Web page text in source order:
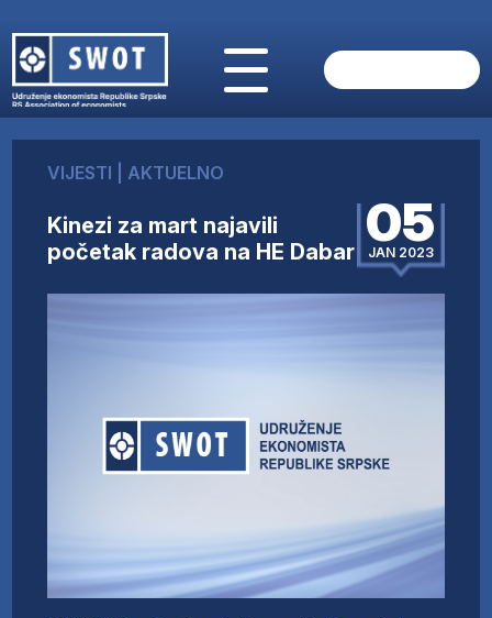
O NAMA
AKTUELNO
ANALIZE
FINANSIJE
UČLANI SE
VIJESTI AKTUELNO
Kinezi za mart najavili
početak radova na HE Dabar 05
JAN 2023